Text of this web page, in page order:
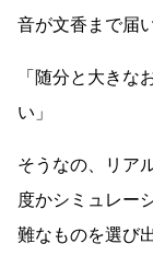
音が文香まで届
「随分と大きな
い」
そうなの、リア
度かシミュレー
難なものを選び